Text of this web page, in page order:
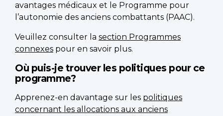
avantages médicaux et le Programme pour
l’autonomie des anciens combattants (PAAC).
Veuillez consulter la section Programmes
connexes pour en savoir plus.
Où puis-je trouver les politiques pour ce
programme?
Apprenez-en davantage sur les politiques
concernant les allocations aux anciens